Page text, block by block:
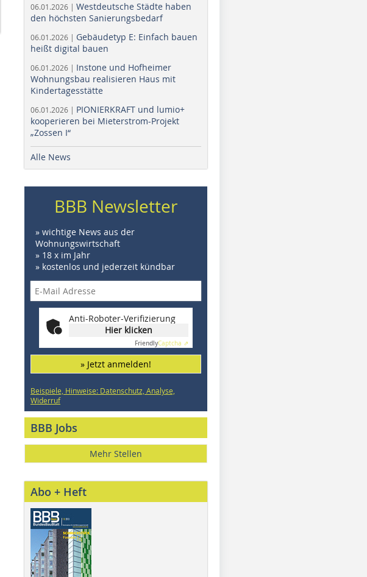
06.01.2026 | Westdeutsche Städte haben
den höchsten Sanierungsbedarf
06.01.2026 | Gebäudetyp E: Einfach bauen
heißt digital bauen
06.01.2026 | Instone und Hofheimer
Wohnungsbau realisieren Haus mit
Kindertagesstätte
06.01.2026 | PIONIERKRAFT und lumio+
kooperieren bei Mieterstrom-Projekt
„Zossen I“
Alle News
BBB Newsletter
» wichtige News aus der
Wohnungswirtschaft
» 18 x im Jahr
» kostenlos und jederzeit kündbar
Anti-Roboter-Verifizierung
Hier klicken
FriendlyCaptcha ⇗
» Jetzt anmelden!
Beispiele, Hinweise: Datenschutz, Analyse,
Widerruf
BBB Jobs
Mehr Stellen
Abo + Heft